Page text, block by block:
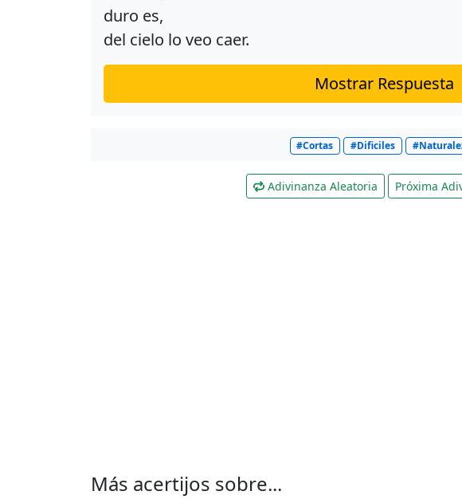
duro es,
del cielo lo veo caer.
Mostrar Respuesta
#Cortas #Dificiles
Adivinanza Aleatoria Próxima
Más acertijos sobre...